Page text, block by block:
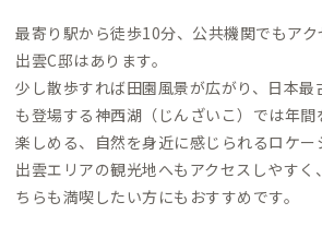
最寄り駅から徒歩10分、公共機関でもア
出雲C邸はあります。
少し散歩すれば田園風景が広がり、日本最
も登場する神西湖（じんざいこ）では年
楽しめる、自然を身近に感じられるロケー
出雲エリアの観光地へもアクセスしやす
ちらも満喫したい方にもおすすめです。